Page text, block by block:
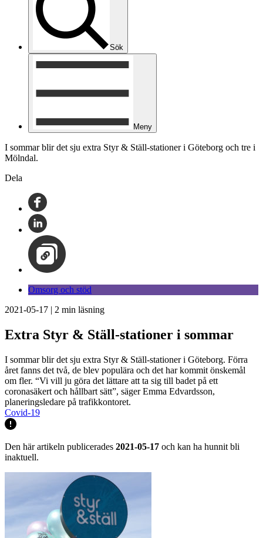
Sök
Meny
I sommar blir det sju extra Styr & Ställ-stationer i Göteborg och tre i
Mölndal.
Dela
Omsorg och stöd
2021-05-17 | 2 min läsning
Extra Styr & Ställ-stationer i sommar
I sommar blir det sju extra Styr & Ställ-stationer i Göteborg. Förra
året fanns det två, de blev populära och det har kommit önskemål
om fler. “Vi vill ju göra det lättare att ta sig till badet på ett
coronasäkert och hållbart sätt”, säger Emma Edvardsson,
planeringsledare på trafikkontoret.
Covid-19
Den här artikeln publicerades 2021-05-17 och kan ha hunnit bli
inaktuell.